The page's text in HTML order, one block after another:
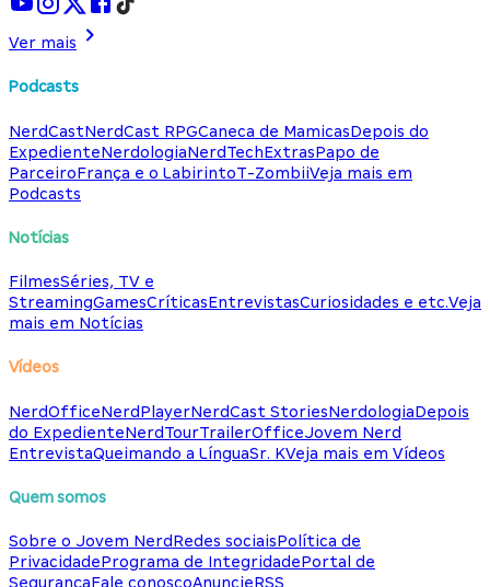
Ver mais
Podcasts
NerdCastNerdCast RPGCaneca de MamicasDepois do
ExpedienteNerdologiaNerdTechExtrasPapo de
ParceiroFrança e o LabirintoT-ZombiiVeja mais em
Podcasts
Notícias
FilmesSéries, TV e
StreamingGamesCríticasEntrevistasCuriosidades e etc.Veja
mais em Notícias
Vídeos
NerdOfficeNerdPlayerNerdCast StoriesNerdologiaDepois
do ExpedienteNerdTourTrailerOfficeJovem Nerd
EntrevistaQueimando a LínguaSr. KVeja mais em Vídeos
Quem somos
Sobre o Jovem NerdRedes sociaisPolítica de
PrivacidadePrograma de IntegridadePortal de
SegurançaFale conoscoAnuncieRSS